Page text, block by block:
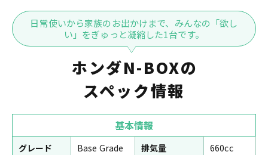
日常使いから家族のお出かけまで、みんなの「欲し
い」をぎゅっと凝縮した1台です。
ホンダN-BOXの
スペック情報
基本情報
グレード Base Grade 排気量
660cc